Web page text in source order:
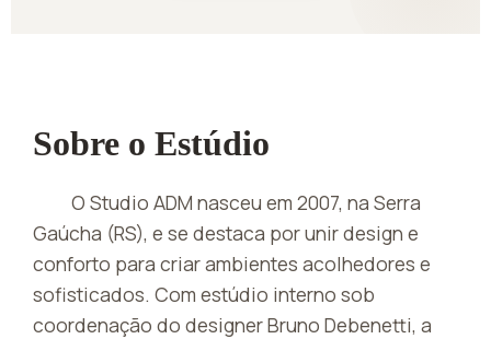
Sobre o Estúdio
O Studio ADM nasceu em 2007, na Serra
Gaúcha (RS), e se destaca por unir design e
conforto para criar ambientes acolhedores e
sofisticados. Com estúdio interno sob
coordenação do designer Bruno Debenetti, a